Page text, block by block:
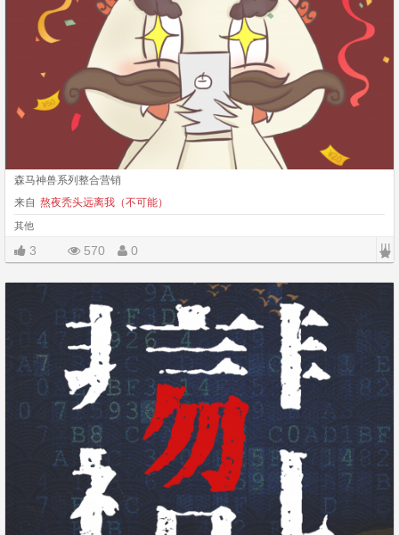
森马神兽系列整合营销
来自 熬夜秃头远离我（不可能）
其他
3 570 0 |||